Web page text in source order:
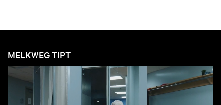
MELKWEG TIPT